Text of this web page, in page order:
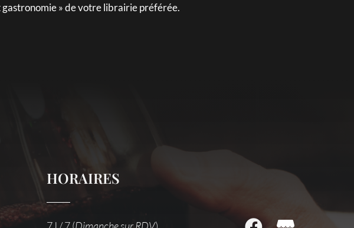
» de votre librairie préférée.
HORAIRES